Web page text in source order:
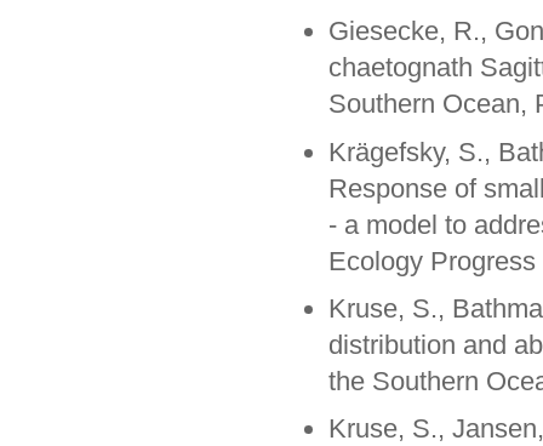
Giesecke, R.,
chaetognath
Southern Ocean,
Krägefsky, S.,
Response of
- a model to
Ecology
Kruse, S.,
distribution and
the Southern
Kruse, S.,